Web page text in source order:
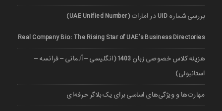
بررسی شماره UID در امارات (UAE Unified Number)
Real Company Bio: The Rising Star of UAE’s Business Directories
هزینه کلاس خصوصی زبان 1403 (انگلیسی – آلمانی – فرانسه –
استانبولی)
مهارت‌ها و ویژگی‌های اساسی برای یک بلاگر حرفه‌ای